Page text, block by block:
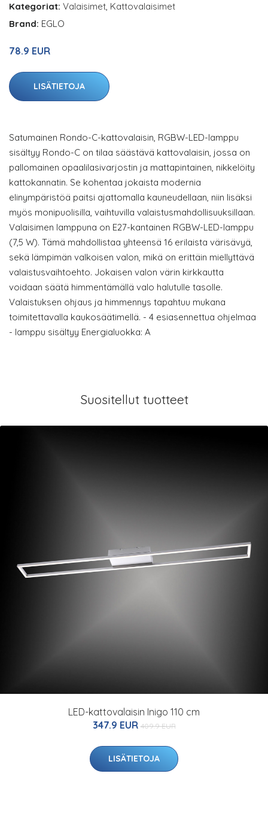
Kategoriat: Valaisimet, Kattovalaisimet
Brand: EGLO
78.9 EUR
LISÄTIETOJA
Satumainen Rondo-C-kattovalaisin, RGBW-LED-lamppu
sisältyy Rondo-C on tilaa säästävä kattovalaisin, jossa on
pallomainen opaalilasivarjostin ja mattapintainen, nikkelöity
kattokannatin. Se kohentaa jokaista modernia
elinympäristöä paitsi ajattomalla kauneudellaan, niin lisäksi
myös monipuolisilla, vaihtuvilla valaistusmahdollisuuksillaan.
Valaisimen lamppuna on E27-kantainen RGBW-LED-lamppu
(7,5 W). Tämä mahdollistaa yhteensä 16 erilaista värisävyä,
sekä lämpimän valkoisen valon, mikä on erittäin miellyttävä
valaistusvaihtoehto. Jokaisen valon värin kirkkautta
voidaan säätä himmentämällä valo halutulle tasolle.
Valaistuksen ohjaus ja himmennys tapahtuu mukana
toimitettavalla kaukosäätimellä. - 4 esiasennettua ohjelmaa
- lamppu sisältyy Energialuokka: A
Suositellut tuotteet
LED-kattovalaisin Inigo 110 cm
347.9 EUR 409.9 EUR
LISÄTIETOJA